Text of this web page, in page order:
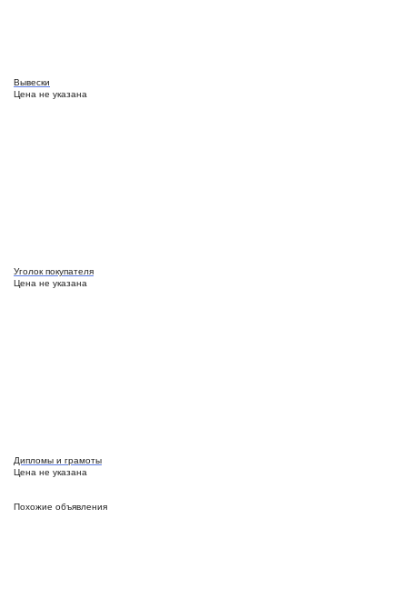
Вывески
Цена не указана
Уголок покупателя
Цена не указана
Дипломы и грамоты
Цена не указана
Похожие объявления